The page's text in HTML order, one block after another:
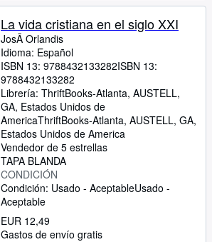
La vida cristiana en el siglo XXI
JosÃ Orlandis
Idioma: Español
ISBN 13: 9788432133282ISBN 13:
9788432133282
Librería: ThriftBooks-Atlanta, AUSTELL,
GA, Estados Unidos de
AmericaThriftBooks-Atlanta, AUSTELL, GA,
Estados Unidos de America
Vendedor de 5 estrellas
TAPA BLANDA
CONDICIÓN
Condición: Usado - AceptableUsado -
Aceptable
EUR 12,49
Gastos de envío gratis